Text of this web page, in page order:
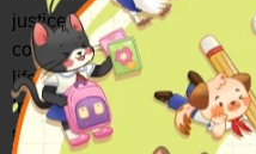
justice advocate, and
comes a powerful tool to
life-changing journey to
Informed by over a
therapy and facilitating